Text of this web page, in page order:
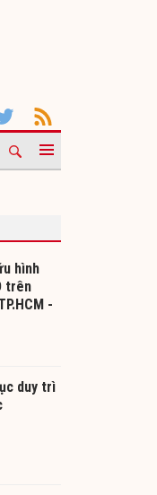
hình
trên
-
duy trì